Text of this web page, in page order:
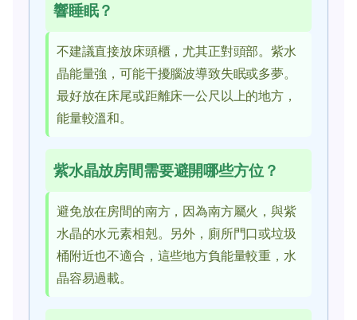
響睡眠？
不建議直接放床頭櫃，尤其正對頭部。紫水
晶能量強，可能干擾腦波導致失眠或多夢。
最好放在床尾或距離床一公尺以上的地方，
能量較溫和。
紫水晶放房間需要避開哪些方位？
避免放在房間的南方，因為南方屬火，與紫
水晶的水元素相剋。另外，廁所門口或垃圾
桶附近也不適合，這些地方負能量較重，水
晶容易過載。